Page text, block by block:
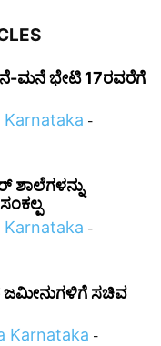
ಮನೆ ಭೇಟಿ 17ರವರೆಗೆ
Karnataka -
Karnataka -
ಜಮೀನುಗಳಿಗೆ ಸಚಿವ
Karnataka -